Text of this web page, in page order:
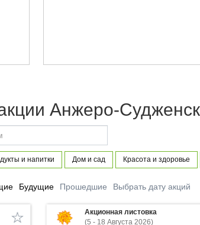
Анжеро-
и напитки Дом и сад Красота и здоровье
Будущие Прошедшие Выбрать дату акций
Акционная листовка
(5 - 18 Августа 2026)